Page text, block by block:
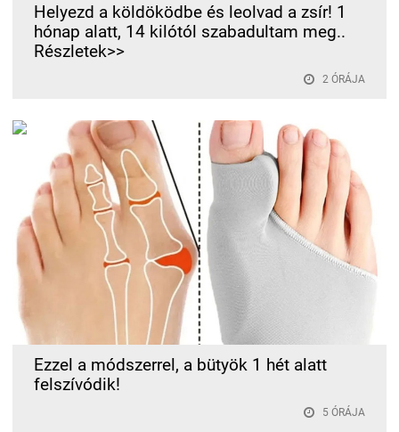
Helyezd a köldöködbe és leolvad a zsír! 1
hónap alatt, 14 kilótól szabadultam meg..
Részletek>>
2 ÓRÁJA
Ezzel a módszerrel, a bütyök 1 hét alatt
felszívódik!
5 ÓRÁJA